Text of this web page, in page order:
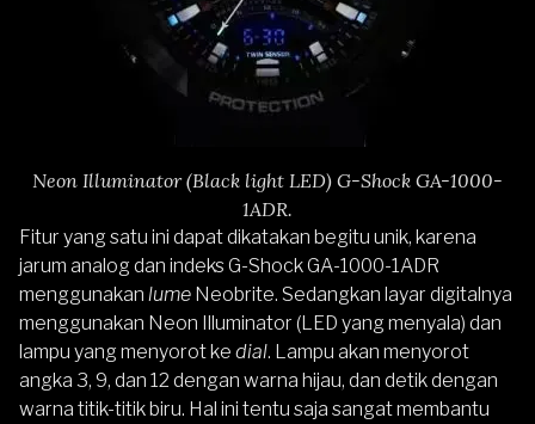
Neon Illuminator (Black light LED) G-Shock GA-1000-
1ADR.
Fitur yang satu ini dapat dikatakan begitu unik, karena
jarum analog dan indeks G-Shock GA-1000-1ADR
menggunakan lume Neobrite. Sedangkan layar digitalnya
menggunakan Neon Illuminator (LED yang menyala) dan
lampu yang menyorot ke dial. Lampu akan menyorot
angka 3, 9, dan 12 dengan warna hijau, dan detik dengan
warna titik-titik biru. Hal ini tentu saja sangat membantu